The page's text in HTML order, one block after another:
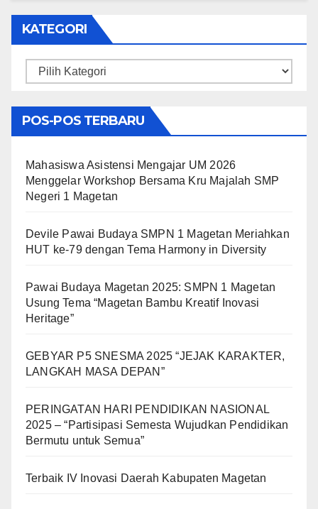
KATEGORI
Kategori
POS-POS TERBARU
Mahasiswa Asistensi Mengajar UM 2026
Menggelar Workshop Bersama Kru Majalah SMP
Negeri 1 Magetan
Devile Pawai Budaya SMPN 1 Magetan Meriahkan
HUT ke-79 dengan Tema Harmony in Diversity
Pawai Budaya Magetan 2025: SMPN 1 Magetan
Usung Tema “Magetan Bambu Kreatif Inovasi
Heritage”
GEBYAR P5 SNESMA 2025 “JEJAK KARAKTER,
LANGKAH MASA DEPAN”
PERINGATAN HARI PENDIDIKAN NASIONAL
2025 – “Partisipasi Semesta Wujudkan Pendidikan
Bermutu untuk Semua”
Terbaik IV Inovasi Daerah Kabupaten Magetan